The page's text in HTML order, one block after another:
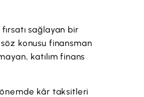
sağlayan bir
konusu finansman
katılım finans
kâr taksitleri